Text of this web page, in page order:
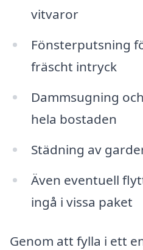
vitvaror
Fönsterputsning
fräscht intryck
Dammsugning
hela bostaden
Städning av
Även eventuell
ingå i vissa paket
Genom att fylla i ett